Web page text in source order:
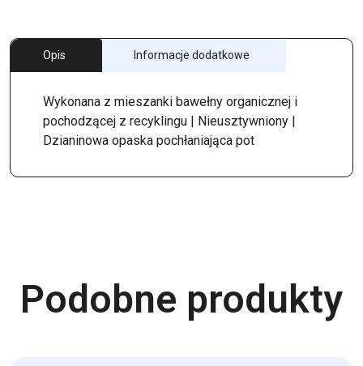
Opis Informacje dodatkowe
Wykonana z mieszanki bawełny organicznej i
pochodzącej z recyklingu | Nieusztywniony |
Dzianinowa opaska pochłaniająca pot
Podobne produkty